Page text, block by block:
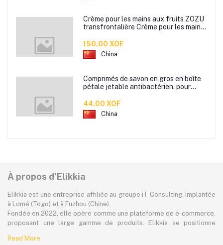
Crème pour les mains aux fruits ZOZU
transfrontalière Crème pour les mains
80g
150.00 XOF
China
Comprimés de savon en gros en boîte
pétale jetable antibactérien. pour
des mini comprimés de lavage des
mains en papier savon
44.00 XOF
China
À propos d'Elikkia
Elikkia est une entreprise affiliée au groupe iT Consulting, implantée
à Lomé (Togo) et à Fuzhou (Chine).
Fondée en 2022, elle opère comme une plateforme de e-commerce,
proposant une large gamme de produits. Elikkia se positionne
offrant à la fois la possibilité d'acheter localement et directement
Read More